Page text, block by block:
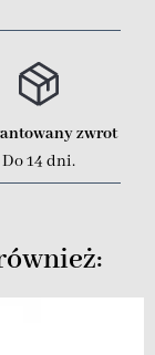
zwrot
Do 14 dni.